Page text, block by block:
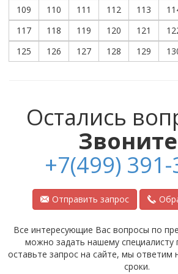
109
110 111 112 113
117
118 119 120 121
125
126 127 128 129
Остались
+7(499)
Отправить запрос
Все интересующие Вас вопросы по
можно задать нашему специалисту
оставьте запрос на сайте, мы ответим
сроки.